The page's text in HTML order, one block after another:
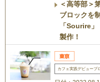
＜高等部＞
ブロックを
「Sourire
製作！
カフェ実践デビュープ